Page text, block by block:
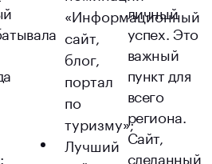
«Информационный
сайт,
блог,
портал
по
туризму»;
Лучший
личный
успех. Это
важный
пункт для
всего
региона.
Сайт,
сделанный